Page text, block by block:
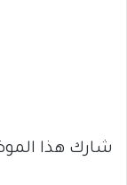
شارك هذا